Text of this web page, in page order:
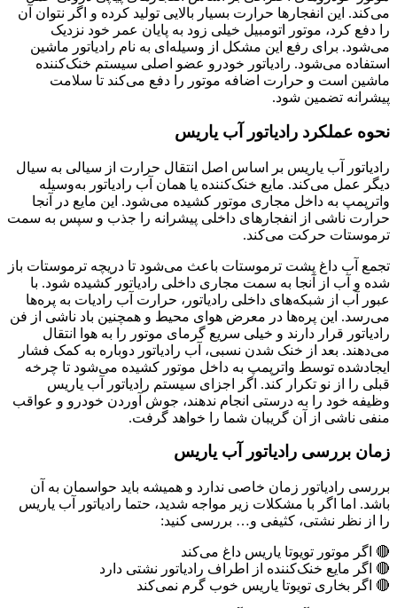
می‌کند. این انفجارها حرارت بسیار بالایی تولید کرده و اگر نتوان آن
را دفع کرد، موتور اتومبیل خیلی زود به پایان عمر خود نزدیک
می‌شود. برای رفع این مشکل از وسیله‌ای به نام رادیاتور ماشین
استفاده می‌شود. رادیاتور خودرو عضو اصلی سیستم خنک‌کننده
ماشین است و حرارت اضافه موتور را دفع می‌کند تا سلامت
پیشرانه تضمین شود.
نحوه عملکرد رادیاتور آب یاریس
رادیاتور آب یاریس بر اساس اصل انتقال حرارت از سیالی به سیال
دیگر عمل می‌کند. مایع خنک‌کننده یا همان آب رادیاتور به‌وسیله
واترپمپ به داخل مجاری موتور کشیده می‌شود. این مایع در آنجا
حرارت ناشی از انفجارهای داخلی پیشرانه را جذب و سپس به سمت
ترموستات حرکت می‌کند.
تجمع آب داغ پشت ترموستات باعث می‌شود تا دریچه ترموستات باز
شده و آب از آنجا به سمت مجاری داخلی رادیاتور کشیده شود. با
عبور آب از شبکه‌های داخلی رادیاتور، حرارت آب رادیات به پره‌ها
می‌رسد. این پره‌ها در معرض هوای محیط و همچنین باد ناشی از فن
رادیاتور قرار دارند و خیلی سریع گرمای موتور را به هوا انتقال
می‌دهند. بعد از خنک شدن نسبی، آب رادیاتور دوباره به کمک فشار
ایجادشده توسط واترپمپ به داخل موتور کشیده می‌شود تا چرخه
قبلی را از نو تکرار کند. اگر اجزای سیستم رادیاتور آب یاریس
وظیفه خود را به درستی انجام ندهند، جوش آوردن خودرو و عواقب
منفی ناشی از آن گریبان شما را خواهد گرفت.
زمان بررسی رادیاتور آب یاریس
بررسی رادیاتور زمان خاصی ندارد و همیشه باید حواسمان به آن
باشد. اما اگر با مشکلات زیر مواجه شدید، حتما رادیاتور آب یاریس
را از نظر نشتی، کثیفی و… بررسی کنید:
🔴 اگر موتور تویوتا یاریس داغ می‌کند
🔴 اگر مایع خنک‌کننده از اطراف رادیاتور نشتی دارد
🔴 اگر بخاری تویوتا یاریس خوب گرم نمی‌کند